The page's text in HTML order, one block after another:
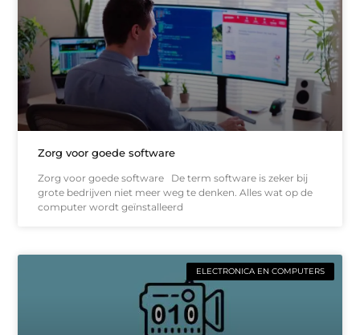
Zorg voor goede software
Zorg voor goede software De term software is zeker bij
grote bedrijven niet meer weg te denken. Alles wat op de
computer wordt geïnstalleerd
ELECTRONICA EN COMPUTERS